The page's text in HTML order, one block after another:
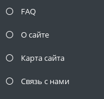
FAQ
О сайте
Карта сайта
Связь с нами